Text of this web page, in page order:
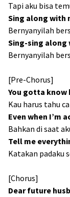
Tapi aku bisa
Sing along with
Bernyanyilah
Sing-sing along
Bernyanyilah
[Pre-Chorus]
You gotta know
Kau harus tahu
Even when I’m
Bahkan di saat
Tell me
Katakan padaku
[Chorus]
Dear future